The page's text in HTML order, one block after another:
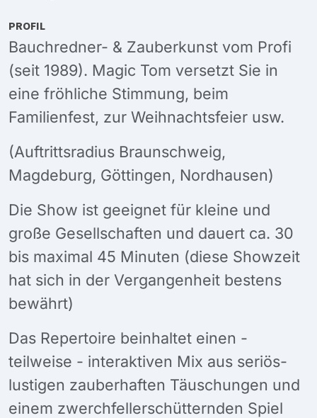
PROFIL
Bauchredner- & Zauberkunst vom Profi
(seit 1989). Magic Tom versetzt Sie in
eine fröhliche Stimmung, beim
Familienfest, zur Weihnachtsfeier usw.
(Auftrittsradius Braunschweig,
Magdeburg, Göttingen, Nordhausen)
Die Show ist geeignet für kleine und
große Gesellschaften und dauert ca. 30
bis maximal 45 Minuten (diese Showzeit
hat sich in der Vergangenheit bestens
bewährt)
Das Repertoire beinhaltet einen -
teilweise - interaktiven Mix aus seriös-
lustigen zauberhaften Täuschungen und
einem zwerchfellerschütternden Spiel